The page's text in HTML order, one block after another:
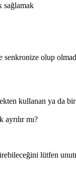
sağlamak
olup
kullanan ya da
mı?
lütfen